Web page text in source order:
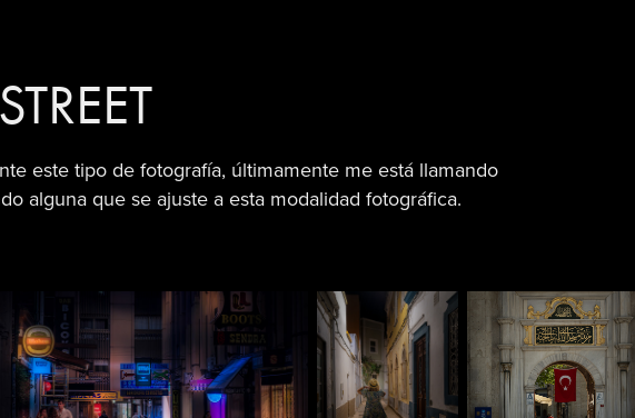
STREET
este tipo de fotografía, últimamente me está llamando
alguna que se ajuste a esta modalidad fotográfica.